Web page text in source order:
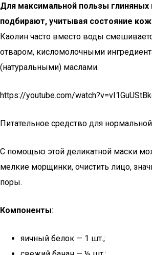
Для максимальной пользы
подбирают, учитывая состояние
Каолин часто вместо воды
отваром, кисломолочными
(натуральными) маслами.
https://youtube.com/
Питательное средство для
С помощью этой деликатной маски
мелкие морщинки, очистить лицо,
поры.
Компоненты:
яичный белок — 1 шт.;